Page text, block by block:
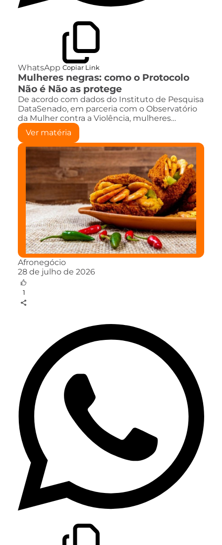
WhatsApp Copiar Link
Mulheres negras: como o Protocolo
Não é Não as protege
De acordo com dados do Instituto de Pesquisa
DataSenado, em parceria com o Observatório
da Mulher contra a Violência, mulheres…
Ver matéria
Afronegócio
28 de julho de 2026
1